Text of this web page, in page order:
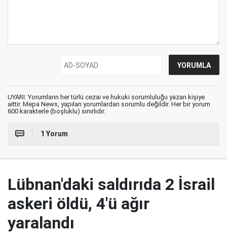
UYARI: Yorumların her türlü cezai ve hukuki sorumluluğu yazan kişiye
aittir. Mepa News, yapılan yorumlardan sorumlu değildir. Her bir yorum
600 karakterle (boşluklu) sınırlıdır.
1 Yorum
Lübnan'daki saldırıda 2 İsrail
askeri öldü, 4'ü ağır
yaralandı